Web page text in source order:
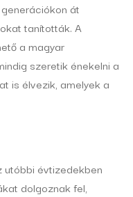
át
tanították. A
a magyar
szeretik énekelni a
is élvezik, amelyek a
utóbbi évtizedekben
dolgoznak fel,